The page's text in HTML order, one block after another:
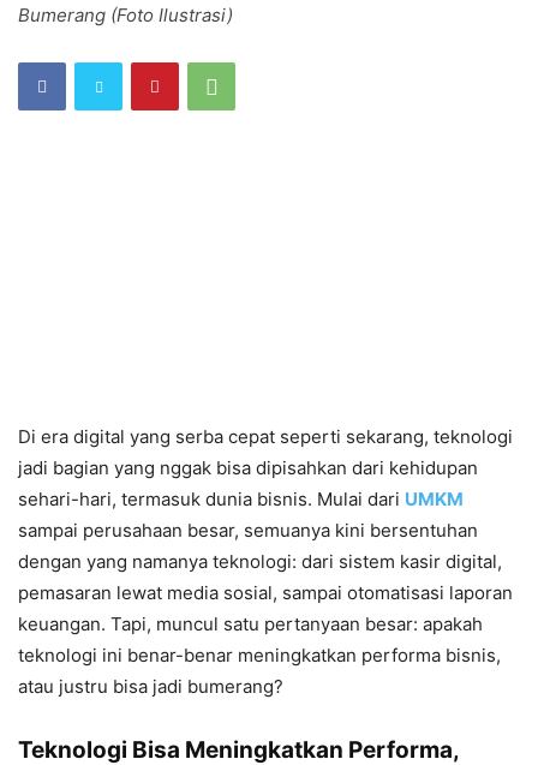
Bumerang (Foto Ilustrasi)
Di era digital yang serba cepat seperti sekarang, teknologi
jadi bagian yang nggak bisa dipisahkan dari kehidupan
sehari-hari, termasuk dunia bisnis. Mulai dari UMKM
sampai perusahaan besar, semuanya kini bersentuhan
dengan yang namanya teknologi: dari sistem kasir digital,
pemasaran lewat media sosial, sampai otomatisasi laporan
keuangan. Tapi, muncul satu pertanyaan besar: apakah
teknologi ini benar-benar meningkatkan performa bisnis,
atau justru bisa jadi bumerang?
Teknologi Bisa Meningkatkan Performa,